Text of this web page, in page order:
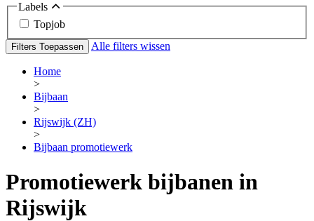
Labels
Topjob
Filters Toepassen Alle filters wissen
Home
>
Bijbaan
>
Rijswijk (ZH)
>
Bijbaan promotiewerk
Promotiewerk bijbanen in
Rijswijk